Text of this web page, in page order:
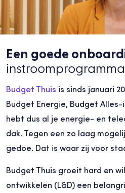
Een goede
Budget Thuis is sinds januari
Budget Energie, Budget
hebt dus al je energie- en
dak. Tegen een zo laag
gedoe. Dat is waar zij voor
Budget Thuis groeit hard en
ontwikkelen (L&D) een